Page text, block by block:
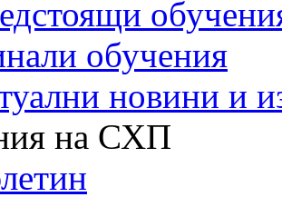
обучения
новини и
на СХП